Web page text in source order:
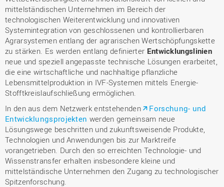
mittelständischen Unternehmen im Bereich der
technologischen Weiterentwicklung und innovativen
Systemintegration von geschlossenen und kontrollierbaren
Agrarsystemen entlang der agrarischen Wertschöpfungskette
zu stärken. Es werden entlang definierter Entwicklungslinien
neue und speziell angepasste technische Lösungen erarbeitet,
die eine wirtschaftliche und nachhaltige pflanzliche
Lebensmittelproduktion in IVF-Systemen mittels Energie-
Stofftkreislaufschließung ermöglichen.
In den aus dem Netzwerk entstehenden
Forschung- und
Entwicklungsprojekten werden gemeinsam neue
Lösungswege beschritten und zukunftsweisende Produkte,
Technologien und Anwendungen bis zur Marktreife
vorangetrieben. Durch den so erreichten Technologie- und
Wissenstransfer erhalten insbesondere kleine und
mittelständische Unternehmen den Zugang zu technologischer
Spitzenforschung.